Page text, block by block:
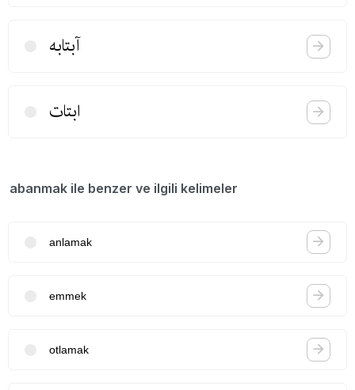
آبتابه
ابتات
abanmak ile benzer ve ilgili kelimeler
anlamak
emmek
otlamak